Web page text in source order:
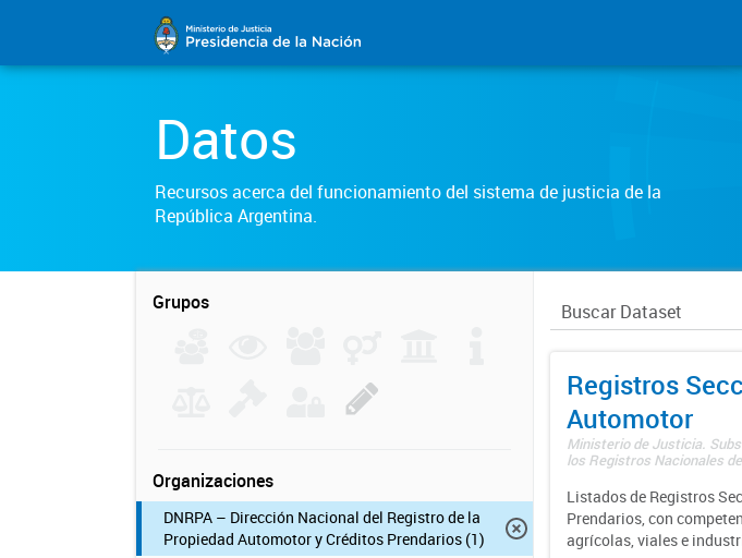
Datos
Recursos acerca del funcionamiento del sistema de justicia de la
República Argentina.
Grupos
Organizaciones
DNRPA – Dirección Nacional del Registro de la
Propiedad Automotor y Créditos Prendarios (1)
Registros
Automotor
Ministerio de Justicia.
los Registros Nacionales
Listados de Registros
Prendarios, con
agrícolas, viales e